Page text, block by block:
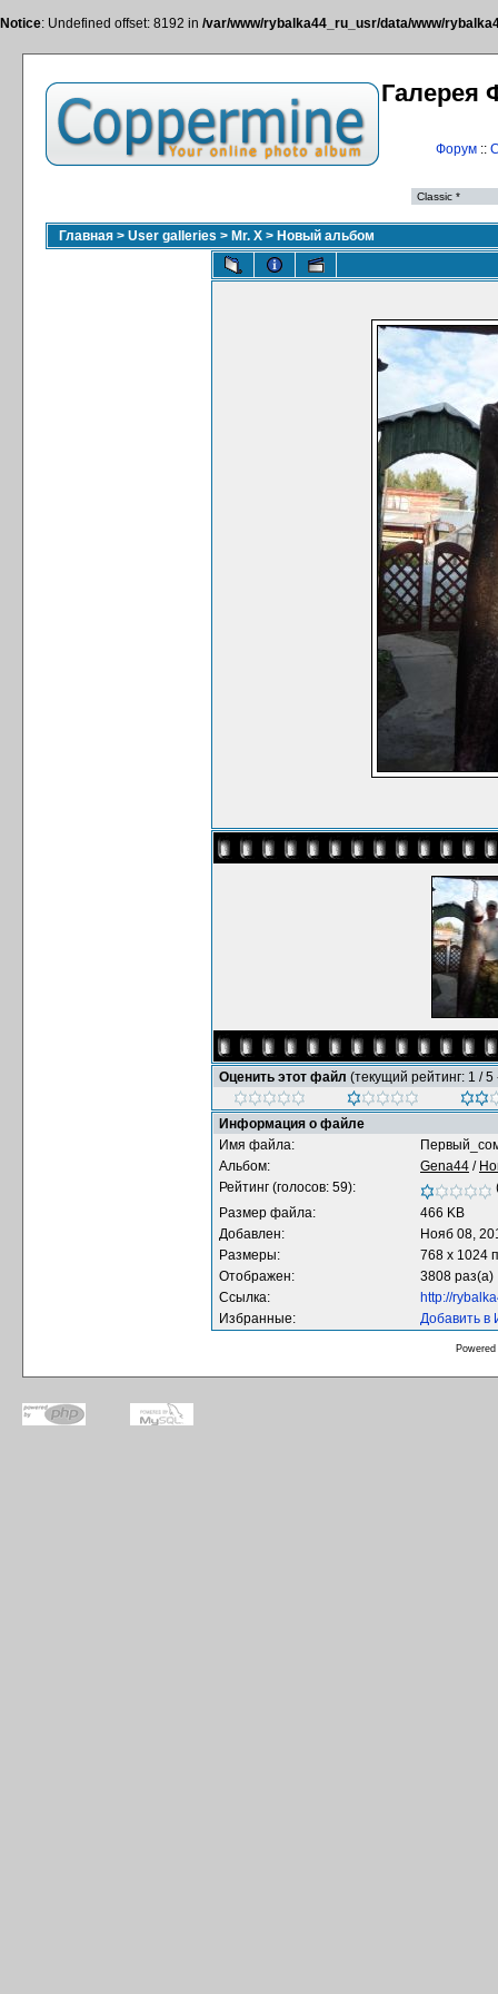
Notice: Undefined offset: 8192 in /var/www/rybalka44_ru_usr/data/www/
Галерея
Форум::
Главная > User galleries > Mr. X > Новый альбом
Оценить этот файл (текущий рейтинг: 1 / 5
Информация о файле
Имя файла:
Альбом:
Gena44 /
Рейтинг (голосов: 59):
Размер файла:
466 KB
Добавлен:
Нояб 08,
Размеры:
768 x 1024
Отображен:
3808 раз(а)
Ссылка:
http://
Избранные:
Добавить в